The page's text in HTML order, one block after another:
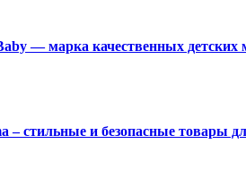
— марка качественных детских
– стильные и безопасные товары